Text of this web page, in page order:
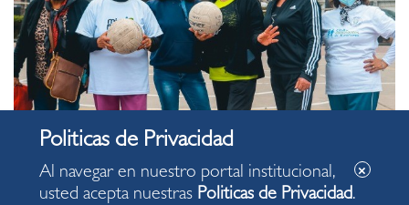
Al navegar en nuestro portal institucional,
usted acepta nuestras Politicas de Privacidad.